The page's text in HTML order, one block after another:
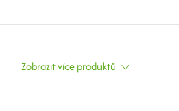
Zobrazit více produktů